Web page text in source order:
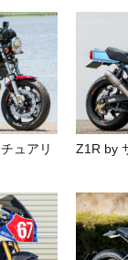
ュアリ
Z1R by